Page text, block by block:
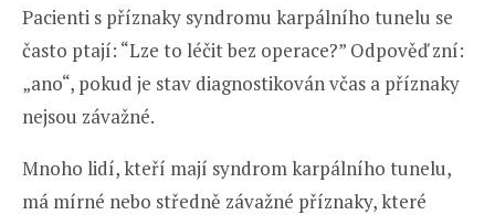
Pacienti s příznaky syndromu karpálního tunelu se
často ptají: “Lze to léčit bez operace?” Odpověď zní:
„ano“, pokud je stav diagnostikován včas a příznaky
nejsou závažné.
Mnoho lidí, kteří mají syndrom karpálního tunelu,
má mírné nebo středně závažné příznaky, které